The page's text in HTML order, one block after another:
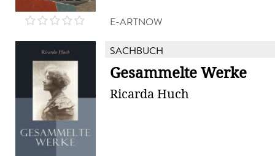
E-ARTNOW
SACHBUCH
Gesammelte Werke
Ricarda Huch